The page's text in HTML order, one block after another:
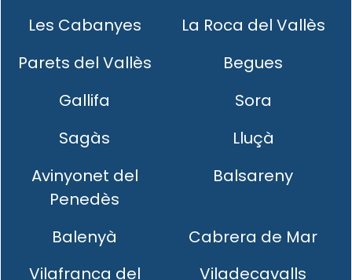
Les Cabanyes
La Roca del Vallès
Parets del Vallès
Begues
Gallifa
Sora
Sagàs
Lluçà
Avinyonet del
Penedès
Balsareny
Balenyà
Cabrera de Mar
Vilafranca del
Viladecavalls